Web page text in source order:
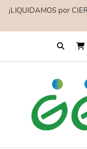
¡LIQUIDAMOS por